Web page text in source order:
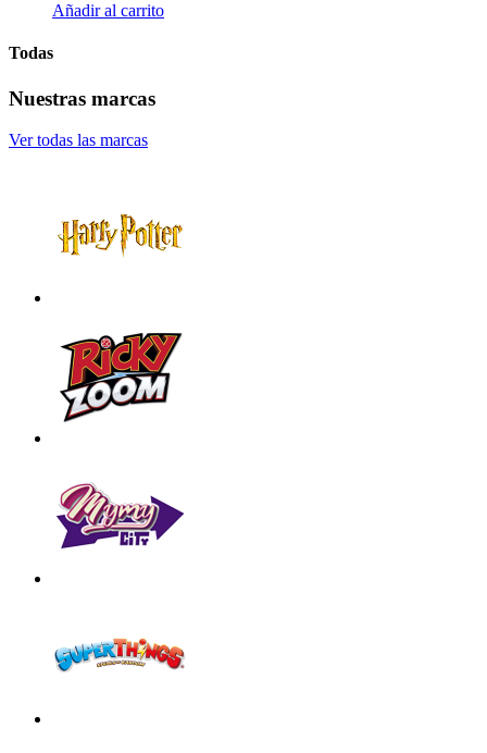
Añadir al carrito
Todas
Nuestras marcas
Ver todas las marcas